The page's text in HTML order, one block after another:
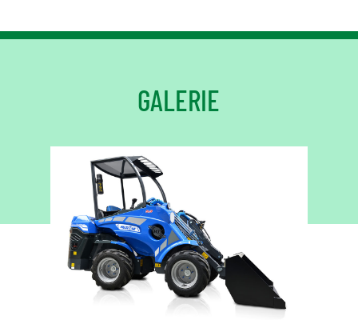
GALERIE